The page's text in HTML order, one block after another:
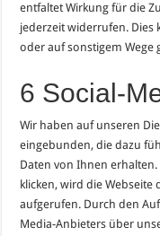
entfaltet Wirkung für die
jederzeit widerrufen. Dies
oder auf sonstigem Wege
6 Social-
Wir haben auf unseren
eingebunden, die dazu
Daten von Ihnen erhalten.
klicken, wird die Webseite
aufgerufen. Durch den
Media-Anbieters über